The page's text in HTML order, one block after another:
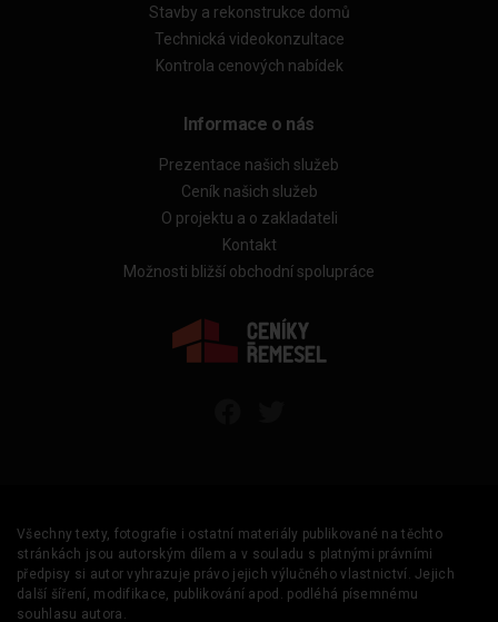
Stavby a rekonstrukce domů
Technická videokonzultace
Kontrola cenových nabídek
Informace o nás
Prezentace našich služeb
Ceník našich služeb
O projektu a o zakladateli
Kontakt
Možnosti bližší obchodní spolupráce
Všechny texty, fotografie i ostatní materiály publikované na těchto
stránkách jsou autorským dílem a v souladu s platnými právními
předpisy si autor vyhrazuje právo jejich výlučného vlastnictví. Jejich
další šíření, modifikace, publikování apod. podléhá písemnému
souhlasu autora.